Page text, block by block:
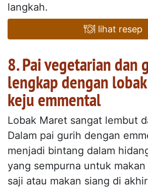
langkah.
lihat resep
8. Pai vegetarian dan
lengkap dengan
keju emmental
Lobak Maret sangat lembut
Dalam pai gurih dengan
menjadi bintang dalam
yang sempurna untuk
saji atau makan siang di